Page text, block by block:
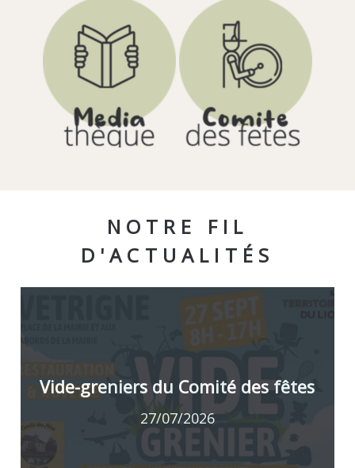
NOTRE FIL
D'ACTUALITÉS
Vide-greniers du Comité des fêtes
27/07/2026